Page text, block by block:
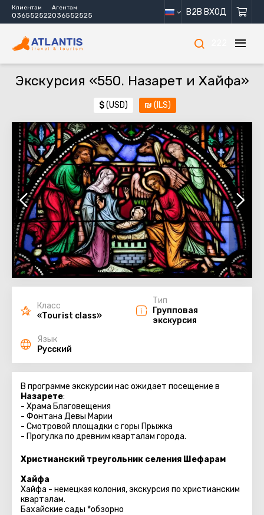
Клиентам
036552522
Агентам
036552525 B2B ВХОД
Экскурсия «550. Назарет и Хайфа»
$(USD) ₪ (ILS)
Класс
«Tourist class»
Тип
Групповая
экскурсия
Язык
Русский
В программе экскурсии нас ожидает посещение в
Назарете:
- Храма Благовещения
- Фонтана Девы Марии
- Смотровой площадки с горы Прыжка
- Прогулка по древним кварталам города.
Христианский треугольник селения Шефарам
Хайфа
Хайфа - немецкая колония, экскурсия по христианским
кварталам.
Бахайские сады *обзорно